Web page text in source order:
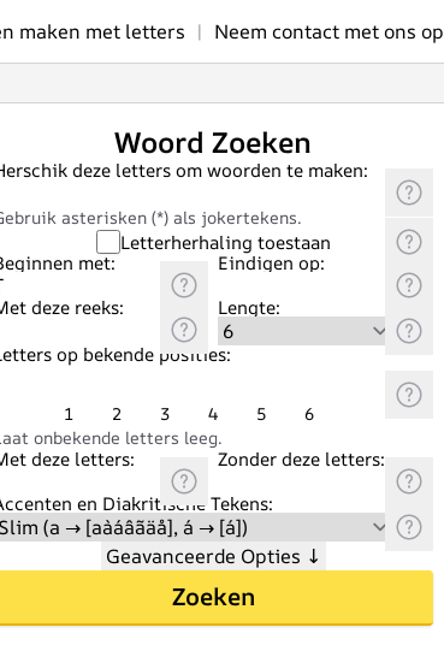
maken met letters | Neem contact met ons op
Woord Zoeken
deze letters om woorden te maken:
asterisken (*) als jokertekens.
Letterherhaling toestaan
met:
Eindigen op:
deze reeks:
Lengte:
op bekende posities:
1 2 3 4 5
6
onbekende letters leeg.
deze letters:
Zonder deze letters:
en Diakritische Tekens:
Geavanceerde Opties ↓
Zoeken